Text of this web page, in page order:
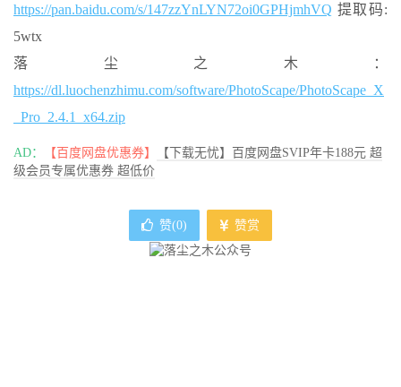
https://pan.baidu.com/s/147zzYnLYN72oi0GPHjmhVQ 提取码:
5wtx
落尘之木：
https://dl.luochenzhimu.com/software/PhotoScape/PhotoScape_X
_Pro_2.4.1_x64.zip
AD： 【百度网盘优惠券】
【下载无忧】百度网盘SVIP年卡188元 超
级会员专属优惠券 超低价
赞(0) 赞赏